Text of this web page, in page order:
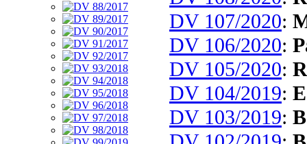
DV 107/2020:
DV 106/2020:
DV 105/2020:
DV 104/2019:
DV 103/2019: